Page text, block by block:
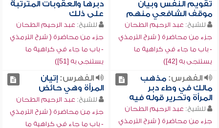
تقويم النفس وبيان
موقف الشافعي منهم
للشيخ: عبد الرحيم الطحان
جزء من محاضرة ( شرح الترمذي
- باب ما جاء في كراهية ما
يستنجى به [42])
دبرها والعقوبات المترتبة
على ذلك
للشيخ: عبد الرحيم الطحان
جزء من محاضرة ( شرح الترمذي
- باب ما جاء في كراهية ما
يستنجى به [51])
الفهرس:مذهب
مالك في وطء دبر
المرأة وتحرير قوله فيه
للشيخ: عبد الرحيم الطحان
جزء من محاضرة ( شرح الترمذي
الفهرس:إتيان
المرأة وهي حائض
للشيخ: عبد الرحيم الطحان
جزء من محاضرة ( شرح الترمذي
- باب ما جاء في كراهية ما